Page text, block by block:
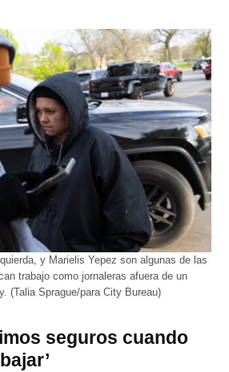
y Marielis Yepez son algunas de las
trabajo como jornaleras afuera de un
(Talia Sprague/para City Bureau)
seguros cuando